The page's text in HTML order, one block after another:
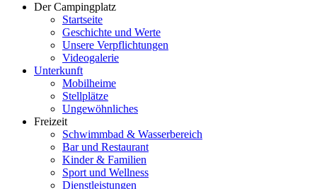
Der Campingplatz
Startseite
Geschichte und Werte
Unsere Verpflichtungen
Videogalerie
Unterkunft
Mobilheime
Stellplätze
Ungewöhnliches
Freizeit
Schwimmbad & Wasserbereich
Bar und Restaurant
Kinder & Familien
Sport und Wellness
Dienstleistungen